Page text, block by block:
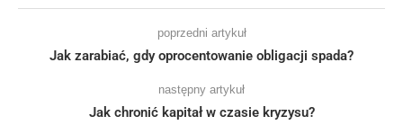
poprzedni artykuł
Jak zarabiać, gdy oprocentowanie obligacji spada?
następny artykuł
Jak chronić kapitał w czasie kryzysu?